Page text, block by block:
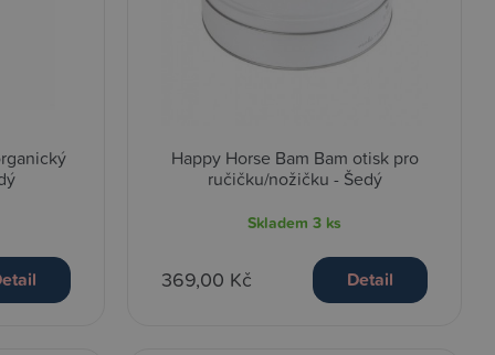
Happy Horse Bam Bam otisk pro
ručičku/nožičku - Šedý
Skladem3 ks
369,00 Kč Detail